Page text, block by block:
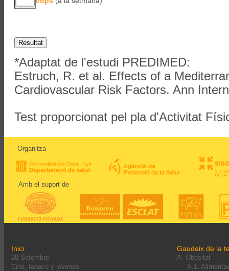
*Adaptat de l'estudi PREDIMED:
Estruch, R. et al. Effects of a
Cardiovascular Risk Factors. Ann
Test proporcionat pel pla d'Activitat
Organitza
Amb el suport de
Inici
28 Setembre
Cine, tabaco y jovenes
Gaudeix de la
A. Obesitat
A.1.